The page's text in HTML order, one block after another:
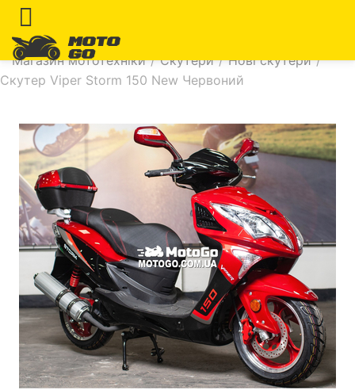
Магазин мототехніки / Скутери / Нові скутери /
Скутер Viper Storm 150 New Червоний